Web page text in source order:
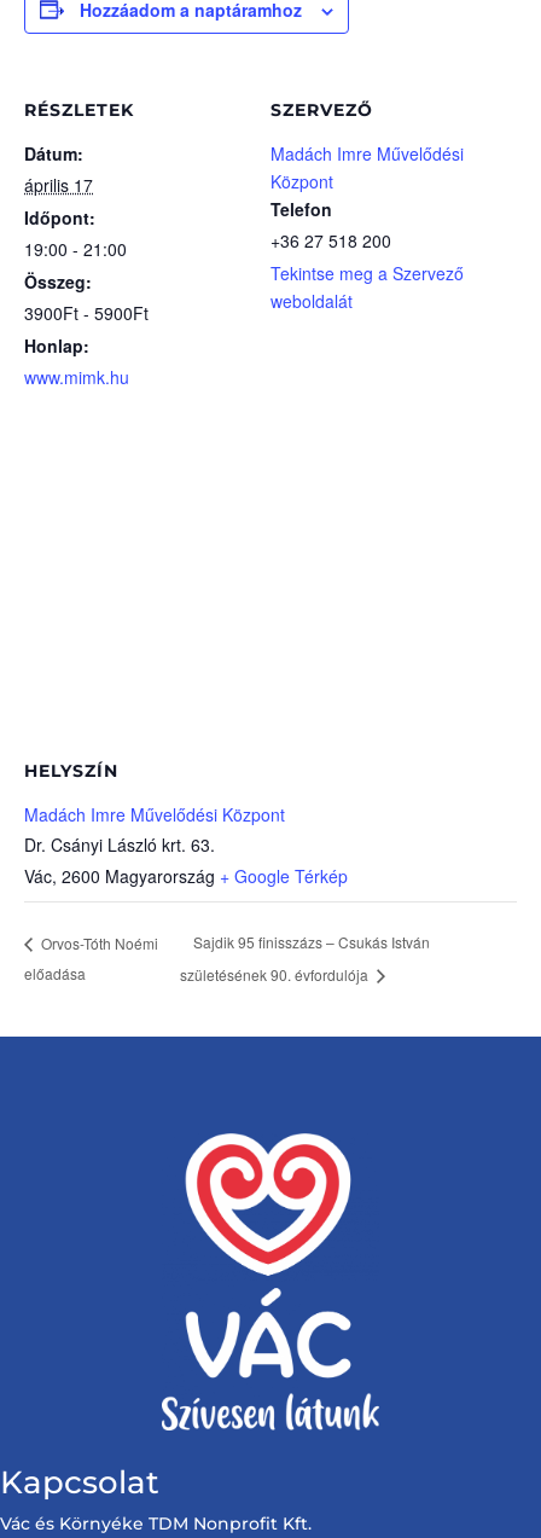
Hozzáadom a naptáramhoz
RÉSZLETEK
Dátum:
április 17
Időpont:
19:00 - 21:00
Összeg:
3900Ft - 5900Ft
Honlap:
www.mimk.hu
SZERVEZŐ
Madách Imre Művelődési
Központ
Telefon
+36 27 518 200
Tekintse meg a Szervező
weboldalát
HELYSZÍN
Madách Imre Művelődési Központ
Dr. Csányi László krt. 63.
Vác, 2600 Magyarország + Google Térkép
Orvos-Tóth Noémi
előadása
Sajdik 95 finisszázs – Csukás István
születésének 90. évfordulója
Kapcsolat
Vác és Környéke TDM Nonprofit Kft.